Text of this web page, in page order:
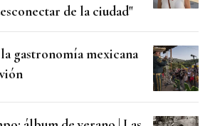
de la ciudad"
gastronomía mexicana